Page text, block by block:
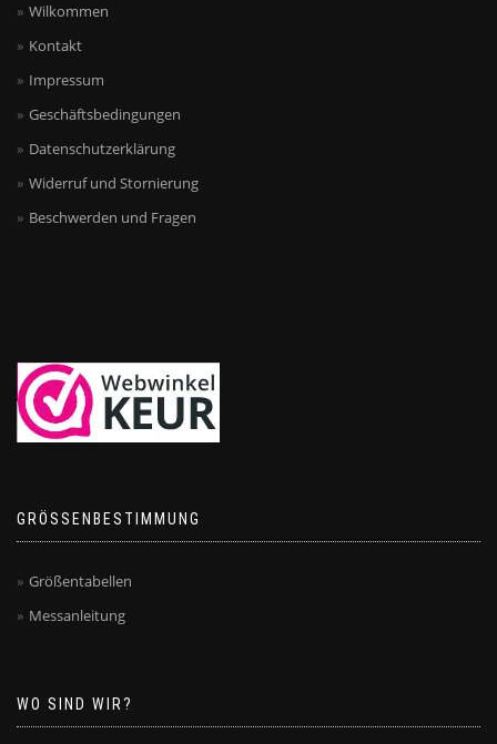
Wilkommen
Kontakt
Impressum
Geschäftsbedingungen
Datenschutzerklärung
Widerruf und Stornierung
Beschwerden und Fragen
GRÖSSENBESTIMMUNG
Größentabellen
Messanleitung
WO SIND WIR?